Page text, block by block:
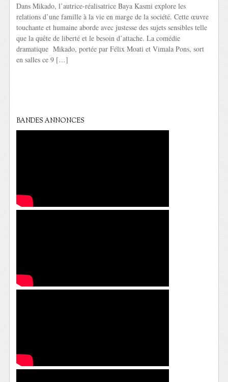
Dans Mikado, l’autrice-réalisatrice Baya Kasmi explore les
relations d’une famille à la vie en marge de la société. Cette œuvre
touchante et humaine aborde avec justesse des sujets sensibles telle
que la quête de liberté et le besoin d’attache. La comédie
dramatique Mikado, portée par Félix Moati et Vimala Pons, sort
en salles ce 9 […]
BANDES ANNONCES